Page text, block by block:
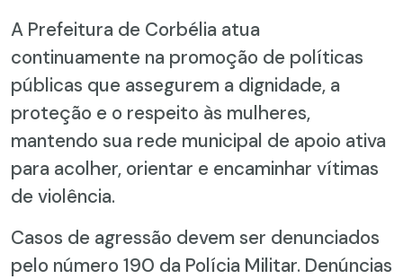
A Prefeitura de Corbélia atua
continuamente na promoção de políticas
públicas que assegurem a dignidade, a
proteção e o respeito às mulheres,
mantendo sua rede municipal de apoio ativa
para acolher, orientar e encaminhar vítimas
de violência.
Casos de agressão devem ser denunciados
pelo número 190 da Polícia Militar. Denúncias